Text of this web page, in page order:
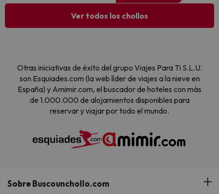
Ver todos los chollos
Otras iniciativas de éxito del grupo Viajes Para Ti S.L.U.
son Esquiades.com (la web líder de viajes a la nieve en
España) y Amimir.com, el buscador de hoteles con más
de 1.000.000 de alojamientos disponibles para
reservar y viajar por todo el mundo.
Sobre Buscounchollo.com